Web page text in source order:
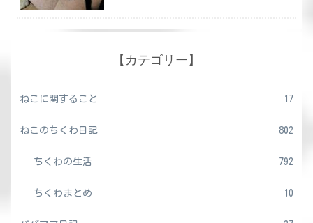
【カテゴリー】
ねこに関すること 17
ねこのちくわ日記 802
ちくわの生活 792
ちくわまとめ 10